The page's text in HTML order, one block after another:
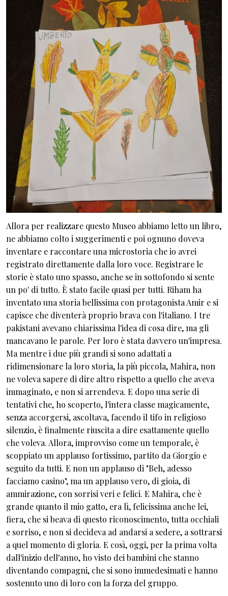
Allora per realizzare questo Museo abbiamo letto un libro,
ne abbiamo colto i suggerimenti e poi ognuno doveva
inventare e raccontare una microstoria che io avrei
registrato direttamente dalla loro voce. Registrare le
storie è stato uno spasso, anche se in sottofondo si sente
un po' di tutto. È stato facile quasi per tutti. Riham ha
inventato una storia bellissima con protagonista Amir e si
capisce che diventerà proprio brava con l'italiano. I tre
pakistani avevano chiarissima l'idea di cosa dire, ma gli
mancavano le parole. Per loro è stata davvero un'impresa.
Ma mentre i due più grandi si sono adattati a
ridimensionare la loro storia, la più piccola, Mahira, non
ne voleva sapere di dire altro rispetto a quello che aveva
immaginato, e non si arrendeva. E dopo una serie di
tentativi che, ho scoperto, l'intera classe magicamente,
senza accorgersi, ascoltava, facendo il tifo in religioso
silenzio, è finalmente riuscita a dire esattamente quello
che voleva. Allora, improvviso come un temporale, è
scoppiato un applauso fortissimo, partito da Giorgio e
seguito da tutti. E non un applauso di "Beh, adesso
facciamo casino", ma un applauso vero, di gioia, di
ammirazione, con sorrisi veri e felici. E Mahira, che è
grande quanto il mio gatto, era lì, felicissima anche lei,
fiera, che si beava di questo riconoscimento, tutta occhiali
e sorriso, e non si decideva ad andarsi a sedere, a sottrarsi
a quel momento di gloria. E così, oggi, per la prima volta
dall'inizio dell'anno, ho visto dei bambini che stanno
diventando compagni, che si sono immedesimati e hanno
sostenuto uno di loro con la forza del gruppo.